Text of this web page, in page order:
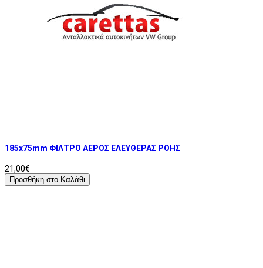
185x75mm ΦΙΛΤΡΟ ΑΕΡΟΣ ΕΛΕΥΘΕΡΑΣ ΡΟΗΣ
21,00€
Προσθήκη στο Καλάθι